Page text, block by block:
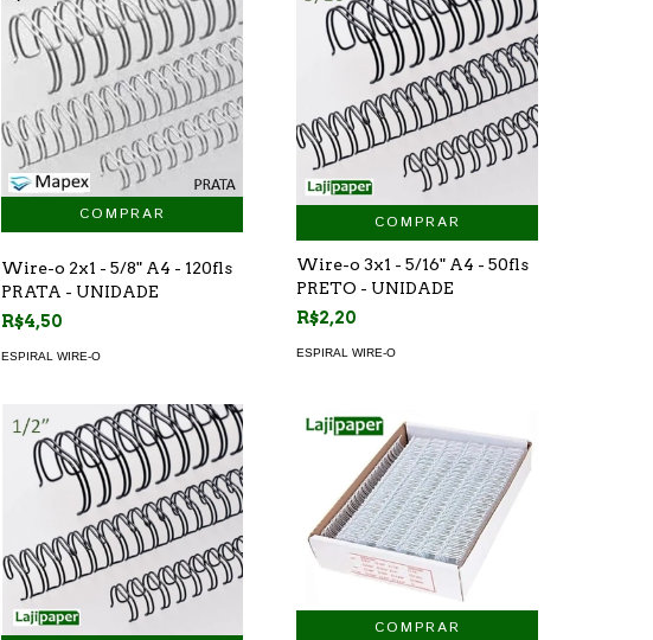
Wire-o 2x1 - 5/8" A4 - 120fls
PRATA - UNIDADE
R$4,50
ESPIRAL WIRE-O
COMPRAR
Wire-o 3x1 - 5/16" A4 - 50fls
PRETO - UNIDADE
R$2,20
ESPIRAL WIRE-O
COMPRAR